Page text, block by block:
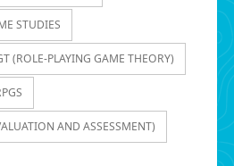
STUDIES
(ROLE-PLAYING GAME THEORY)
AND ASSESSMENT)